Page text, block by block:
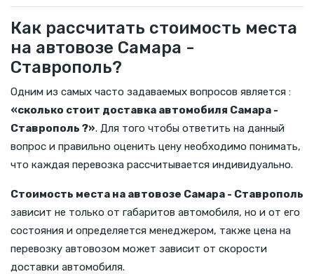
Как рассчитать стоимость места
на автовозе Самара -
Ставрополь?
Одним из самых часто задаваемых вопросов является :
«сколько стоит доставка автомобиля Самара -
Ставрополь ?». Для того чтобы ответить на данный
вопрос и правильно оценить цену необходимо понимать,
что каждая перевозка рассчитывается индивидуально.
Стоимость места на автовозе Самара - Ставрополь
зависит не только от габаритов автомобиля, но и от его
состояния и определяется менеджером, также цена на
перевозку автовозом может зависит от скорости
доставки автомобиля.